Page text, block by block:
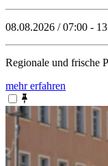
08.08.2026 / 07:00 -
Regionale und frische
mehr erfahren